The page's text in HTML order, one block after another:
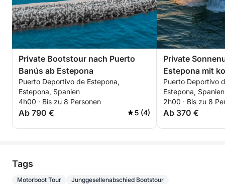
Private Bootstour nach Puerto
Banús ab Estepona
Puerto Deportivo de Estepona,
Estepona, Spanien
4h00 · Bis zu 8 Personen
Ab 790 € 5 (4)
Private
Estepona mit
Puerto Deportivo
Estepona, Spanien
2h00 · Bis zu 8
Ab 370 €
Tags
Motorboot Tour
Junggesellenabschied Bootstour